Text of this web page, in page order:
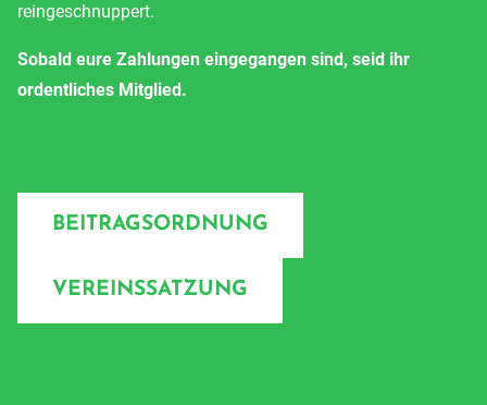
reingeschnuppert.
Sobald eure Zahlungen eingegangen sind, seid ihr
ordentliches Mitglied.
BEITRAGSORDNUNG
VEREINSSATZUNG